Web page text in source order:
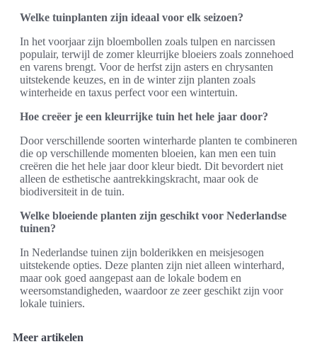
Welke tuinplanten zijn ideaal voor elk seizoen?
In het voorjaar zijn bloembollen zoals tulpen en narcissen
populair, terwijl de zomer kleurrijke bloeiers zoals zonnehoed
en varens brengt. Voor de herfst zijn asters en chrysanten
uitstekende keuzes, en in de winter zijn planten zoals
winterheide en taxus perfect voor een wintertuin.
Hoe creëer je een kleurrijke tuin het hele jaar door?
Door verschillende soorten winterharde planten te combineren
die op verschillende momenten bloeien, kan men een tuin
creëren die het hele jaar door kleur biedt. Dit bevordert niet
alleen de esthetische aantrekkingskracht, maar ook de
biodiversiteit in de tuin.
Welke bloeiende planten zijn geschikt voor Nederlandse
tuinen?
In Nederlandse tuinen zijn bolderikken en meisjesogen
uitstekende opties. Deze planten zijn niet alleen winterhard,
maar ook goed aangepast aan de lokale bodem en
weersomstandigheden, waardoor ze zeer geschikt zijn voor
lokale tuiniers.
Meer artikelen